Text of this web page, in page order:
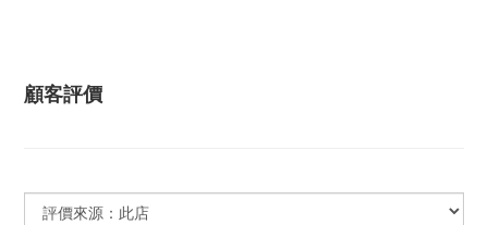
顧客評價